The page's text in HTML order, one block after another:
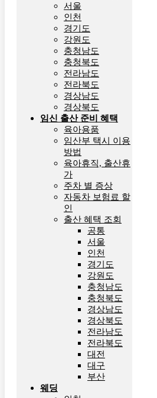
서울
인천
경기도
강원도
충청남도
충청북도
전라남도
전라북도
경상남도
경상북도
임신 출산 준비 혜택
육아용품
임산부 택시 이용
방법
육아휴직, 출산휴
가
주차 별 증상
자동차 보험료 할
인
출산 혜택 조회
공통
서울
인천
경기도
강원도
충청남도
충청북도
경상남도
경상북도
전라남도
전라북도
대전
대구
부산
웨딩